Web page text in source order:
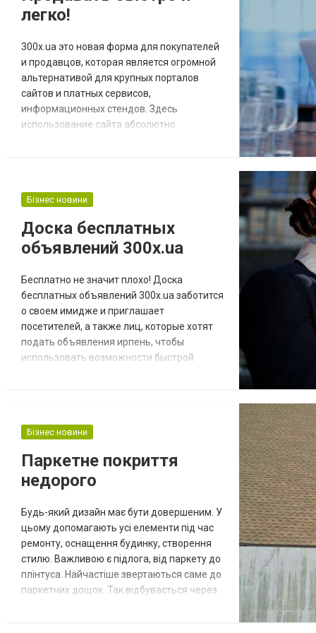
обычной...
легко!
300x.ua это новая форма для покупателей
и продавцов, которая является огромной
альтернативой для крупных порталов
сайтов и платных сервисов,
информационных стендов. Здесь
использование сайта абсолютно
заинтересованы в быстрой, простой и
кто ищет вещи по низкой цене так
называемые...
Бізнес новини
Доска бесплатных
объявлений 300x.ua
Бесплатно не значит плохо! Доска
бесплатных объявлений 300x.ua заботится
о своем имидже и приглашает
посетителей, а также лиц, которые хотят
подать объявления ирпень, чтобы
использовать возможности быстрой
бесплатный сервис предназначен для
недвижимость, строительные материалы,
средств...
Бізнес новини
Паркетне покриття
недорого
Будь-який дизайн має бути довершеним. У
цьому допомагають усі елементи під час
ремонту, оснащення будинку, створення
стилю. Важливою є підлога, від паркету до
плінтуса. Найчастіше звертаються саме до
паркетних дощок. Так відбувається через